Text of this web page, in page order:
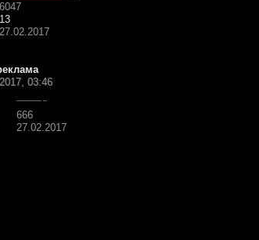
6047
13
27.02.2017
03:46
666
27.02.2017